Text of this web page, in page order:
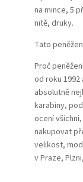
na mince, 5
nitě, druky.
Tato
Proč
od roku
absolutně
karabiny,
ocení
nakupovat
velikost,
v Praze,